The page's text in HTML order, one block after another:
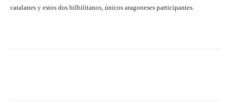
catalanes y estos dos bilbilitanos, únicos aragoneses participantes.